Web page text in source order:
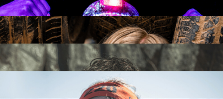
30 PRZESZKÓD
6 KM+
INTRO U-16
15 PRZESZKÓD
3 KM+
RUNMAGEDDON HARDCORE
70 PRZESZKÓD
21 KM+
42 KM+